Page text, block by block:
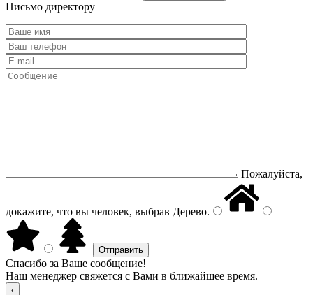
Письмо директору
Пожалуйста,
докажите, что вы человек, выбрав Дерево.
Спасибо за Ваше сообщение!
Наш менеджер свяжется с Вами в ближайшее время.